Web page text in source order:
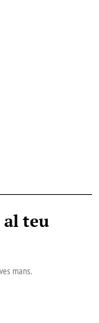
al teu
mans.